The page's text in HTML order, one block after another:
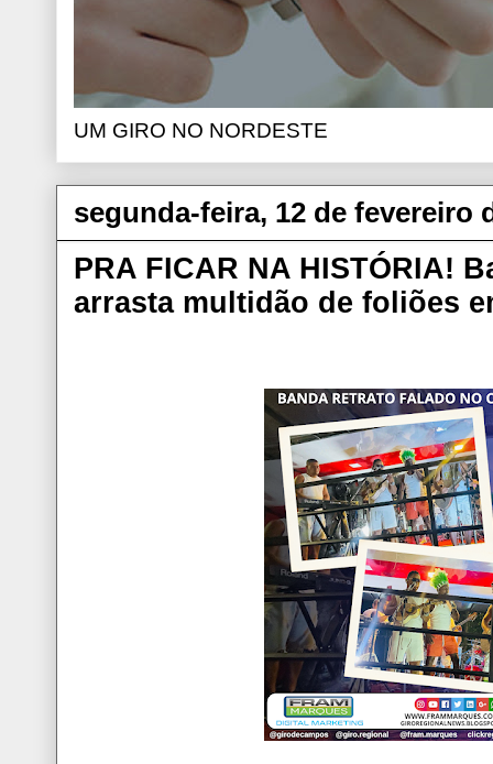
UM GIRO NO NORDESTE
segunda-feira, 12 de fevereiro
PRA FICAR NA HISTÓRIA!
arrasta multidão de foliões